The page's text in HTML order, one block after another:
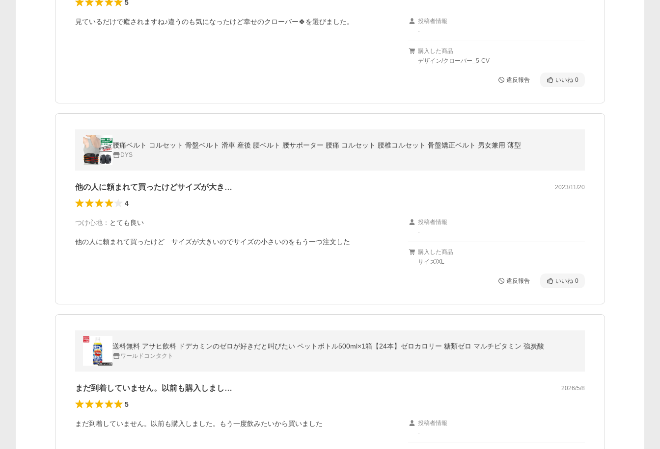
5
見ているだけで癒されますね♪違うのも気になったけど幸せのクローバー🍀を選びました。
投稿者情報
-
購入した商品
デザイン/クローバー_5-CV
違反報告 いいね 0
腰痛ベルト コルセット 骨盤ベルト 滑車 産後 腰ベルト 腰サポーター 腰痛 コルセット 腰椎コルセット 骨盤矯正ベルト 男女兼用 薄型
DYS
他の人に頼まれて買ったけどサイズが大き… 2023/11/20
4
つけ心地 ： とても良い
他の人に頼まれて買ったけど　サイズが大きいのでサイズの小さいのをもう一つ注文した
投稿者情報
-
購入した商品
サイズ/XL
違反報告 いいね 0
送料無料 アサヒ飲料 ドデカミンのゼロが好きだと叫びたい ペットボトル500ml×1箱【24本】ゼロカロリー 糖類ゼロ マルチビタミン 強炭酸
ワールドコンタクト
まだ到着していません。以前も購入しまし… 2026/5/8
5
まだ到着していません。以前も購入しました。もう一度飲みたいから買いました
投稿者情報
-